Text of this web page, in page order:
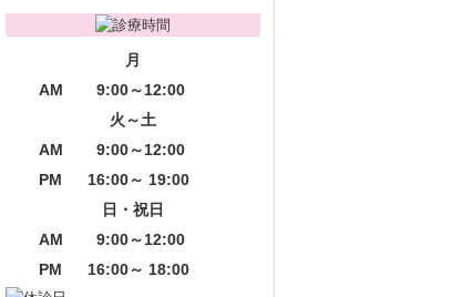
月
AM
9:00～12:00
火～土
AM
9:00～12:00
PM
16:00～ 19:00
日・祝日
AM
9:00～12:00
PM
16:00～ 18:00